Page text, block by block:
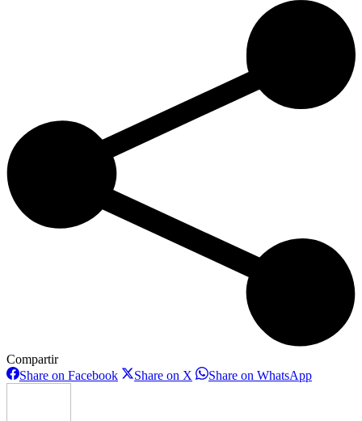
Compartir
Share on FacebookShareShare on X ShareShare on WhatsAppShare